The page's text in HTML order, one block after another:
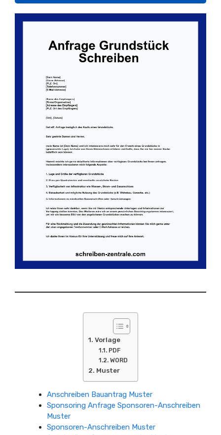
Vorlage
PDF
WORD
Muster
Anschreiben Bauantrag Muster
Sponsoring Anfrage Sponsoren-Anschreiben
Muster
Sponsoren-Anschreiben Muster